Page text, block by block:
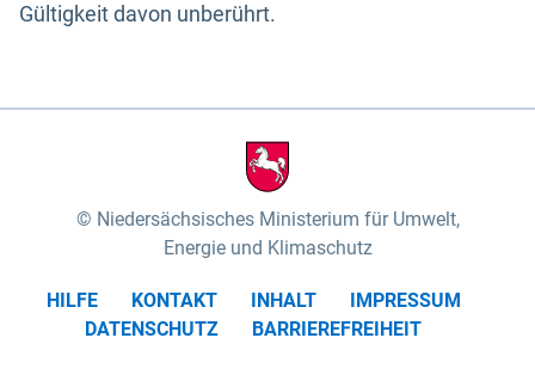
Gültigkeit davon unberührt.
Niedersächsisches Ministerium für Umwelt,
Energie und Klimaschutz
HILFE KONTAKT INHALT
IMPRESSUM
DATENSCHUTZ
BARRIEREFREIHEIT